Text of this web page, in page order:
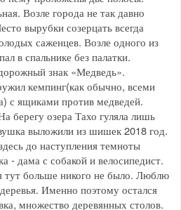
Возле города не так давно
вырубки созерцать всегда
саженцев. Возле одного из
в спальнике без палатки.
знак «Медведь».
кемпинг(как обычно, всеми
с ящиками против медведей.
берегу озера Тахо гуляла лишь
выложили из шишек 2018 год.
до наступления темноты
- дама с собакой и велосипедист.
больше никого не было. Люблю
Именно поэтому остался
множество деревянных столов.